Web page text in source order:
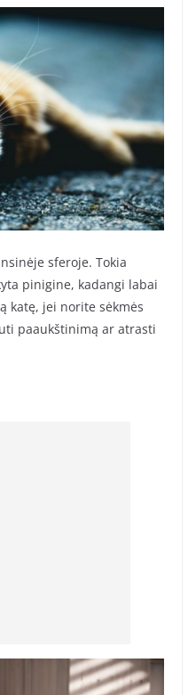
sferoje. Tokia
pinigine, kadangi labai
katę, jei norite sėkmės
paaukštinimą ar atrasti